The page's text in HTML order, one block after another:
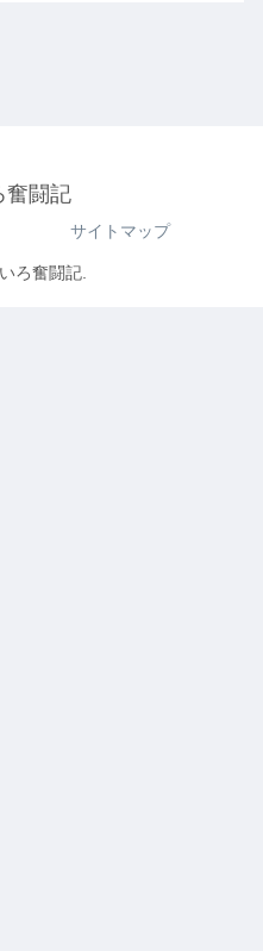
奮闘記
サイトマップ
ろ奮闘記.